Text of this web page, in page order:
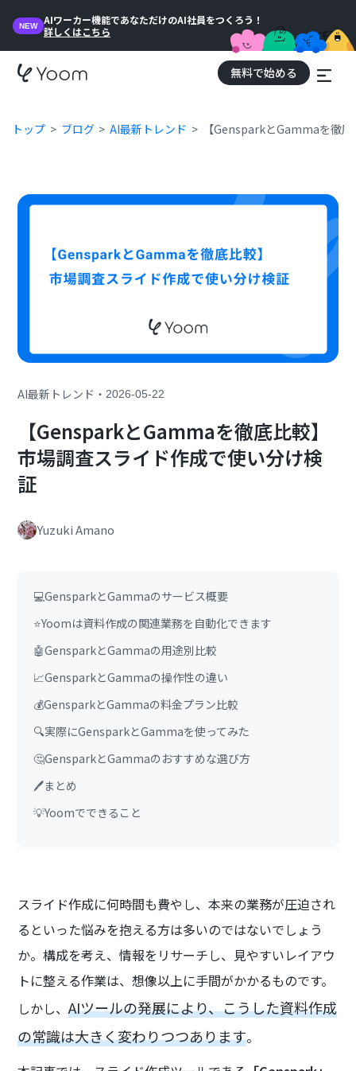
NEW
AIワーカー機能であなただけのAI社員をつくろう！
詳しくはこちら
無料で始める
トップ ブログ AI最新トレンド 【GensparkとGammaを徹
AI最新トレンド ・2026-05-22
【GensparkとGammaを徹底比較】
市場調査スライド作成で使い分け検
証
Yuzuki Amano
💻GensparkとGammaのサービス概要
⭐Yoomは資料作成の関連業務を自動化できます
🤖GensparkとGammaの用途別比較
📈GensparkとGammaの操作性の違い
💰GensparkとGammaの料金プラン比較
🔍実際にGensparkとGammaを使ってみた
🤔GensparkとGammaのおすすめな選び方
🖊️まとめ
💡Yoomでできること
スライド作成に何時間も費やし、本来の業務が圧迫され
るといった悩みを抱える方は多いのではないでしょう
か。構成を考え、情報をリサーチし、見やすいレイアウ
トに整える作業は、想像以上に手間がかかるものです。
しかし、AIツールの発展により、こうした資料作成
の常識は大きく変わりつつあります。